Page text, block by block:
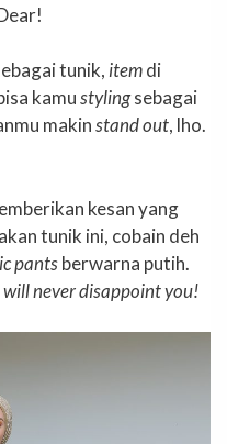
tunik,itemdi
kamustylingsebagai
makinstand out, lho.
kesan yang
tunik ini, cobain deh
pantsberwarna putih.
never disappoint you!